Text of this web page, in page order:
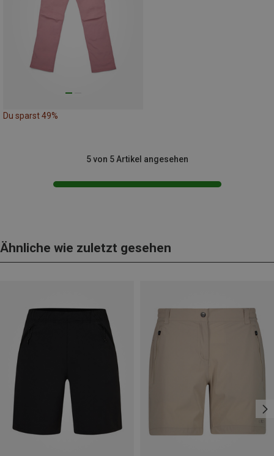
Du sparst 49%
5 von 5 Artikel angesehen
Ähnliche wie zuletzt gesehen